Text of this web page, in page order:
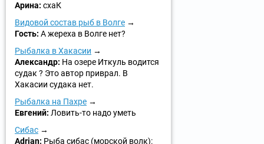
Арина: схаК
Видовой состав рыб в Волге
Гость: А жереха в Волге нет?
Рыбалка в Хакасии
Александр: На озере Иткуль водится
судак ? Это автор приврал. В
Хакасии судака нет.
Рыбалка на Пахре
Евгений: Ловить-то надо уметь
Сибас
Adrian: Рыба сибас (морской волк):